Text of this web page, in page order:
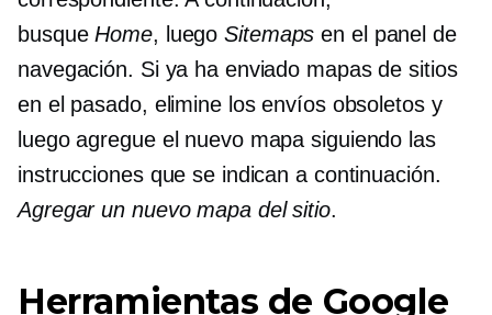
busqueHome, luegoSitemaps en el panel de
navegación. Si ya ha enviado mapas de sitios
en el pasado, elimine los envíos obsoletos y
luego agregue el nuevo mapa siguiendo las
instrucciones que se indican a continuación.
Agregar un nuevo mapa del sitio.
Herramientas de Google